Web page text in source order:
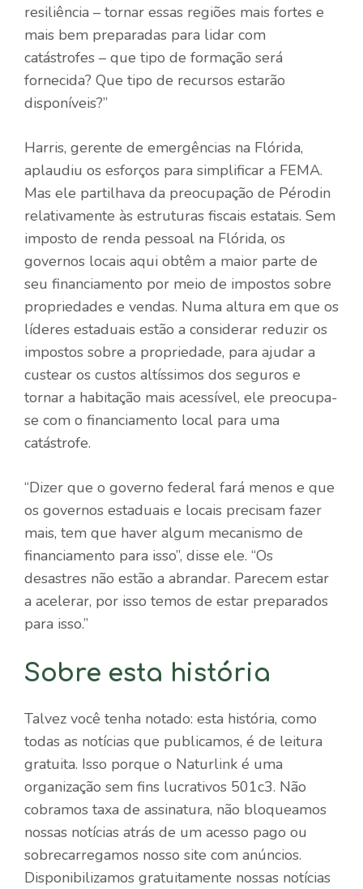
resiliência – tornar essas regiões mais fortes e
mais bem preparadas para lidar com
catástrofes – que tipo de formação será
fornecida? Que tipo de recursos estarão
disponíveis?”
Harris, gerente de emergências na Flórida,
aplaudiu os esforços para simplificar a FEMA.
Mas ele partilhava da preocupação de Pérodin
relativamente às estruturas fiscais estatais. Sem
imposto de renda pessoal na Flórida, os
governos locais aqui obtêm a maior parte de
seu financiamento por meio de impostos sobre
propriedades e vendas. Numa altura em que os
líderes estaduais estão a considerar reduzir os
impostos sobre a propriedade, para ajudar a
custear os custos altíssimos dos seguros e
tornar a habitação mais acessível, ele preocupa-
se com o financiamento local para uma
catástrofe.
“Dizer que o governo federal fará menos e que
os governos estaduais e locais precisam fazer
mais, tem que haver algum mecanismo de
financiamento para isso”, disse ele. “Os
desastres não estão a abrandar. Parecem estar
a acelerar, por isso temos de estar preparados
para isso.”
Sobre esta história
Talvez você tenha notado: esta história, como
todas as notícias que publicamos, é de leitura
gratuita. Isso porque o Naturlink é uma
organização sem fins lucrativos 501c3. Não
cobramos taxa de assinatura, não bloqueamos
nossas notícias atrás de um acesso pago ou
sobrecarregamos nosso site com anúncios.
Disponibilizamos gratuitamente nossas notícias